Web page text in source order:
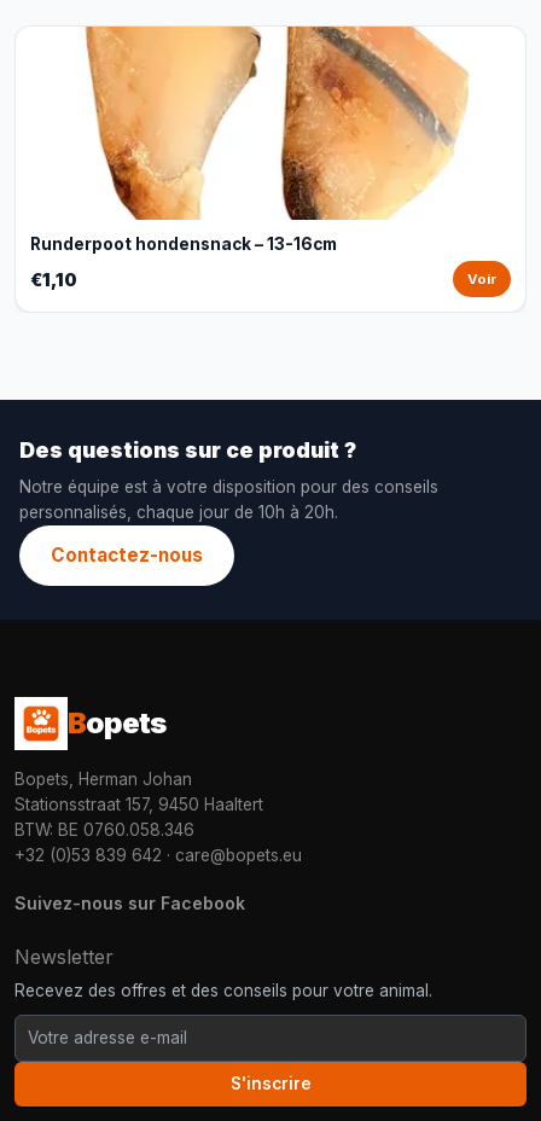
Runderpoot hondensnack – 13-16cm
€1,10 Voir
Des questions sur ce produit ?
Notre équipe est à votre disposition pour des conseils
personnalisés, chaque jour de 10h à 20h.
Contactez-nous
Bopets
Bopets, Herman Johan
Stationsstraat 157, 9450 Haaltert
BTW: BE 0760.058.346
+32 (0)53 839 642 · care@bopets.eu
Suivez-nous sur Facebook
Newsletter
Recevez des offres et des conseils pour votre animal.
S'inscrire